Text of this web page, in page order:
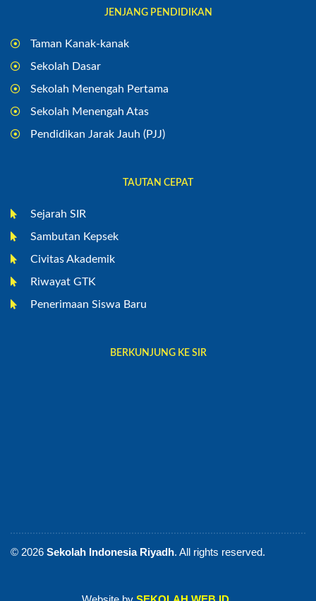
JENJANG PENDIDIKAN
Taman Kanak-kanak
Sekolah Dasar
Sekolah Menengah Pertama
Sekolah Menengah Atas
Pendidikan Jarak Jauh (PJJ)
TAUTAN CEPAT
Sejarah SIR
Sambutan Kepsek
Civitas Akademik
Riwayat GTK
Penerimaan Siswa Baru
BERKUNJUNG KE SIR
© 2026 Sekolah Indonesia Riyadh. All rights reserved.